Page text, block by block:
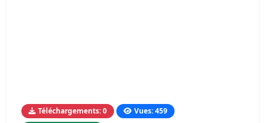
Téléchargements: 0
Vues: 459